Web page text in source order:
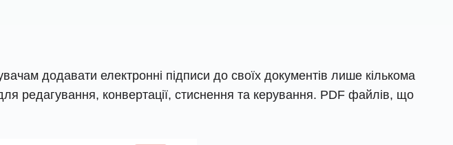
додавати електронні підписи до своїх документів лише кількома
редагування, конвертації, стиснення та керування. PDF файлів, що